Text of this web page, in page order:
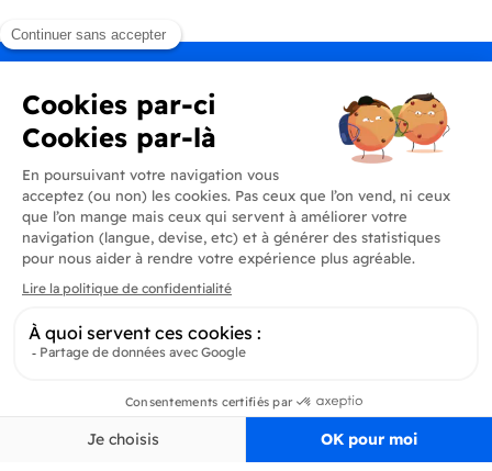
Produits
En savoir plus